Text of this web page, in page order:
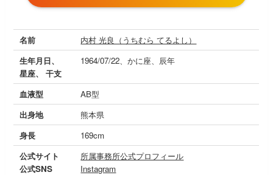
名前
内村 光良（うちむら てるよし）
生年月日、
星座、 干支
1964/07/22、かに座、辰年
血液型
AB型
出身地
熊本県
身長
169cm
公式サイト
公式SNS
所属事務所公式プロフィール
Instagram